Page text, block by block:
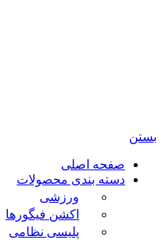
بستن
صفحه اصلی
دسته بندی محصولات
ورزشی
اکشن فیگورها
پلیسی نظامی